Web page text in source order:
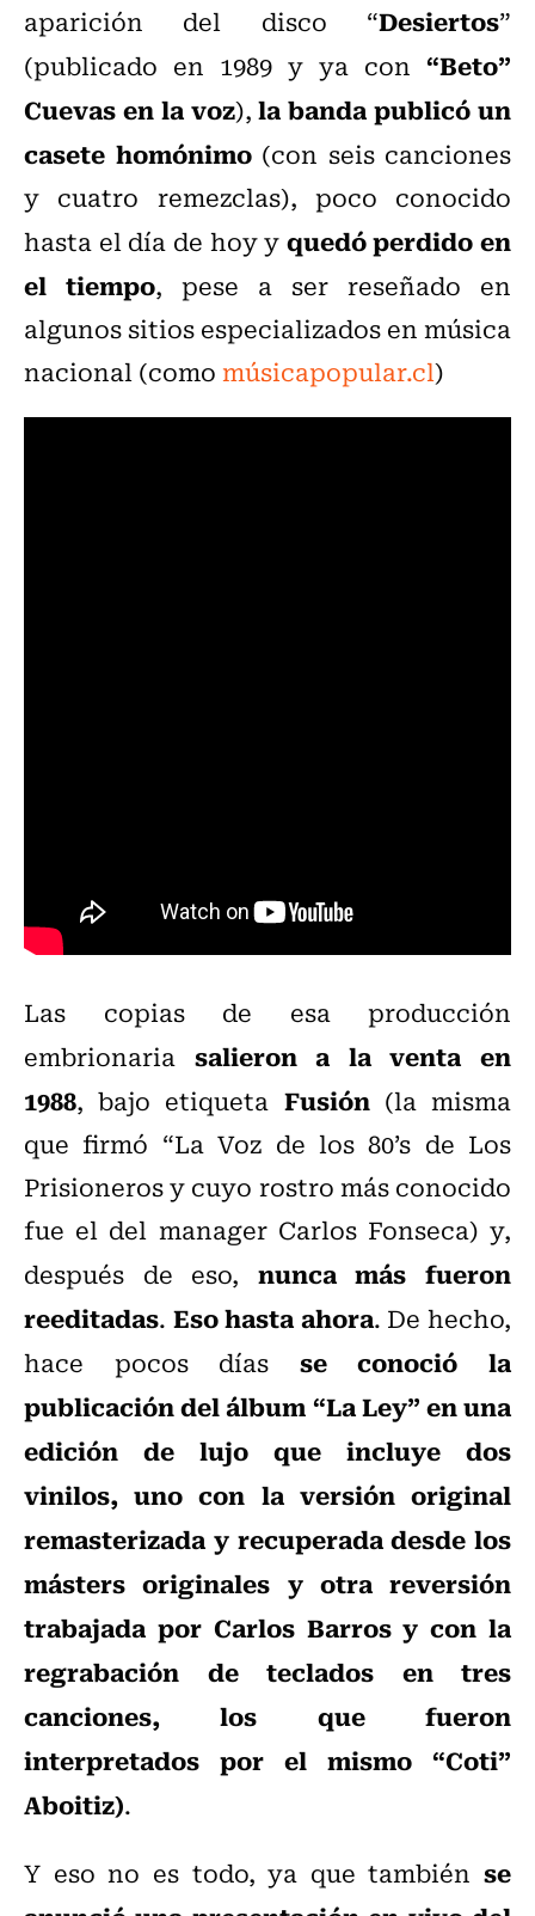
aparición del disco “Desiertos”
(publicado en 1989 y ya con “Beto”
Cuevas en la voz),la banda publicó un
casete homónimo (con seis canciones
y cuatro remezclas), poco conocido
hasta el día de hoy yquedó perdido en
el tiempo, pese a ser reseñado en
algunos sitios especializados en música
nacional (comomúsicapopular.cl)
Las copias de esa producción
embrionaria salieron a la venta en
1988, bajo etiqueta Fusión(la misma
que firmó “La Voz de los 80’s de Los
Prisioneros y cuyo rostro más conocido
fue el del manager Carlos Fonseca) y,
después de eso, nunca más fueron
reeditadas. Eso hasta ahora. De hecho,
hace pocos días se conoció la
publicación del álbum “La Ley” en una
edición de lujo que incluye dos
vinilos, uno con la versión original
remasterizada y recuperada desde los
másters originales y otra reversión
trabajada por Carlos Barros y con la
regrabación de teclados en tres
canciones, los que fueron
interpretados por el mismo “Coti”
Aboitiz).
Y eso no es todo, ya que también se